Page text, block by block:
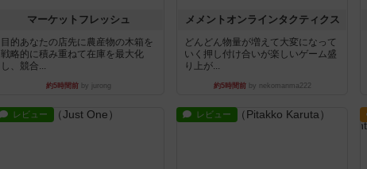
マーケットフレッシュ
目的あなたの店先に農産物の木箱を
戦略的に積み重ねて在庫を最大化
し、競合...
約5時間前 by jurong
メメントオンラインタクティクス
どんどん物量が増えて大変になって
いく押し付け合いが楽しいゲーム盛
り上が...
約5時間前by nekomanma222
レビュー レビュー